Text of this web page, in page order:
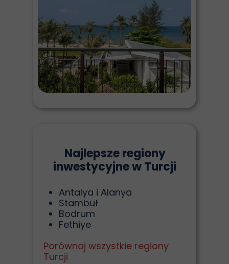
Najlepsze regiony
inwestycyjne w Turcji
Antalya i Alanya
Stambuł
Bodrum
Fethiye
Porównaj wszystkie regiony
Turcji